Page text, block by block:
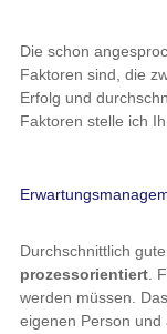
Die schon
Faktoren sind, die
Erfolg und
Faktoren stelle ich
Durchschnittlich
prozessorientiert.
werden müssen.
eigenen Person und